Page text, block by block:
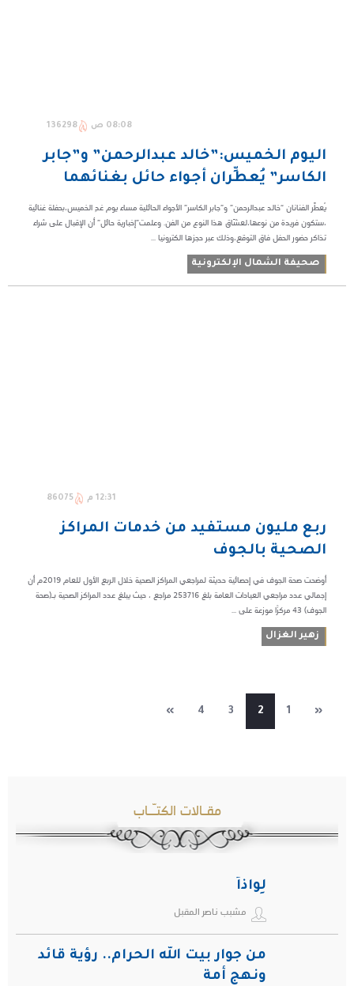
08:08 ص 136298
اليوم الخميس:”خالد عبدالرحمن” و”جابر
الكاسر” يُعطِّران أجواء حائل بغنائهما
يُعطِّر الفنانان “خالد عبدالرحمن” و”جابر الكاسر” الأجواء الحائلية مساء يوم غدٍ الخميس،بحفلة غنائية
،ستكون فريدة من نوعها،لعشّاق هذا النوع من الفن. وعلمت”إخبارية حائل” أن الإقبال على شراء
تذاكر حضور الحفل فاق التوقع،وذلك عبر حجزها الكترونيا ...
صحيفة الشمال الإلكترونية
12:31 م 86075
ربع مليون مستفيد من خدمات المراكز
الصحية بالجوف
أوضحت صحة الجوف في إحصائية حديثة لمراجعي المراكز الصحية خلال الربع الأول للعام 2019م أن
إجمالي عدد مراجعي العيادات العامة بلغ 253716 مراجع ، حيث يبلغ عدد المراكز الصحية بـ(صحة
الجوف) 43 مركزًا موزعة على ...
زهير الغزال
«
1
2
3
4
»
مقـالات الكتـّـاب
لِواذاً
مشبب ناصر المقبل
من جوار بيت الله الحرام.. رؤية قائد
ونهج أمة